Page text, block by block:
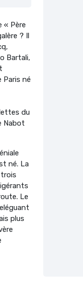
« Père
? Il
Bartali,
Paris né
du
Nabot
né. La
Le
plus